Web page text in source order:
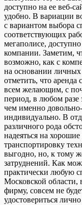
доступно на ее веб-
удобно. В вариации
с вариантом выбора
соответствующих
мегаполисе,
компании. Заметим,
возможно, как с
на основании
отметить, что аренда
всем желающим, с
период, в любом разе
чем именно
индивидуально. В
различного рода
надеяться на
транспортировку
выгодно, но, к тому
затруднений. Как
практически любую
Московской области,
фирму, совсем не
удостовериться